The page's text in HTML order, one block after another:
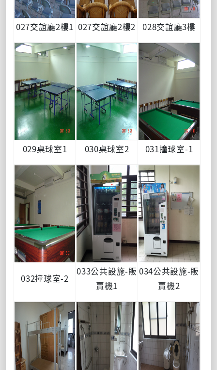
027交誼廳2樓1 027交誼廳2樓2 028交誼廳3樓
029桌球室1 030桌球室2 031撞球室-1
032撞球室-2
033公共設施-販
賣機1
034公共設施-販
賣機2